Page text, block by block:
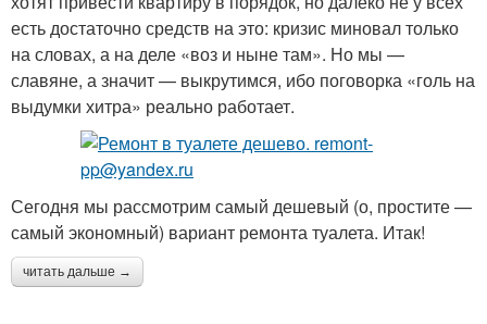
есть достаточно средств на это: кризис миновал только
на словах, а на деле «воз и ныне там». Но мы —
славяне, а значит — выкрутимся, ибо поговорка «голь на
выдумки хитра» реально работает.
Сегодня мы рассмотрим самый дешевый (о, простите —
самый экономный) вариант ремонта туалета. Итак!
читать дальше →